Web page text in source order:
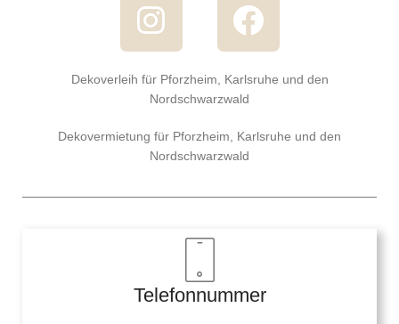
Dekoverleih für Pforzheim, Karlsruhe und den
Nordschwarzwald
Dekovermietung für Pforzheim, Karlsruhe und den
Nordschwarzwald
Telefonnummer